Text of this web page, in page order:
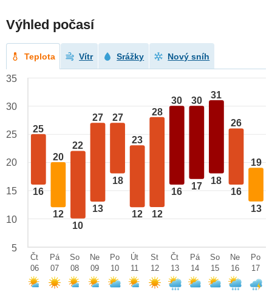
Výhled počasí
Teplota Vítr Srážky Nový sníh
25
16
20
12
22
10
27
13
27
18
23
12
28
12
30
16
30
17
31
18
26
16
19
13
35
30
25
20
15
10
5
Čt
06
Pá
07
So
08
Ne
09
Po
10
Út
11
St
12
Čt
13
Pá
14
So
15
Ne
16
Po
17